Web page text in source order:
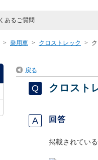
> 乗用車 > クロストレック >
戻る
クロスト
回答
掲載されてい